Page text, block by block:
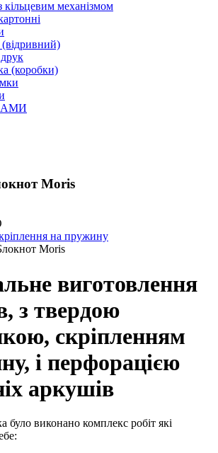
кільцевим механізмом
(коробки)
Moris
на пружину
Moris
виготовлення
з твердою
скріпленням
і перфорацією
аркушів
було виконано комплекс робіт які